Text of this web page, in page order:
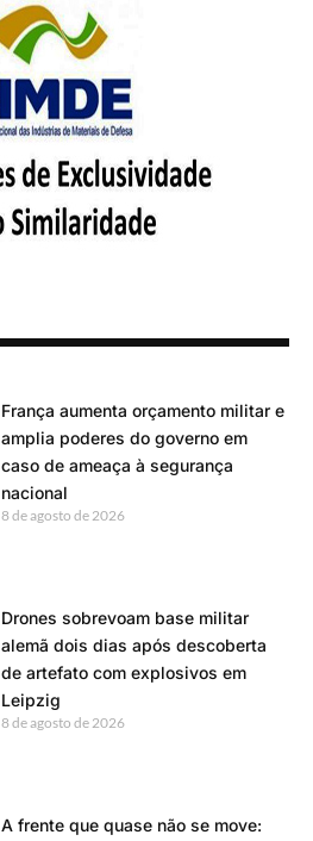
França aumenta orçamento militar e
amplia poderes do governo em
caso de ameaça à segurança
nacional
8 de agosto de 2026
Drones sobrevoam base militar
alemã dois dias após descoberta
de artefato com explosivos em
Leipzig
8 de agosto de 2026
A frente que quase não se move: